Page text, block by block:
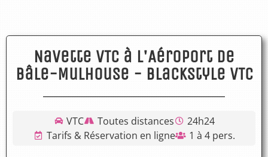
Navette VTC à l'Aéroport de
Bâle-Mulhouse - Blackstyle VTC
VTC Toutes distances
24h24
Tarifs & Réservation en ligne
1 à 4 pers.